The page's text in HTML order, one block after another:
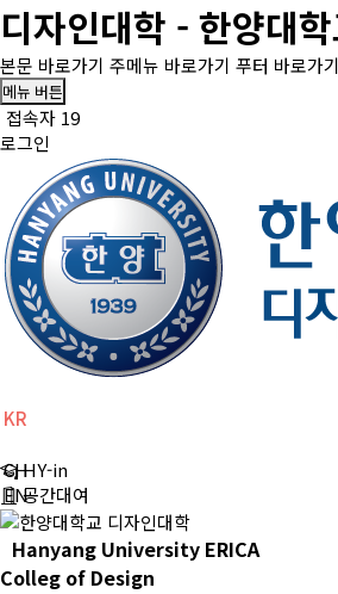
디자인대학 - 한양대
본문 바로가기 주메뉴 바로가기 푸터 바로가기
메뉴 버튼
접속자 19
로그인
KR
CH
EN
HY-in
공간대여
Hanyang University ERICA
Colleg of Design